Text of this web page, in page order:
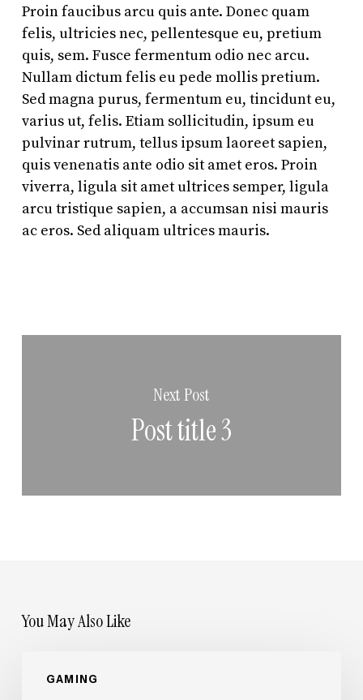
Proin faucibus arcu quis ante. Donec quam
felis, ultricies nec, pellentesque eu, pretium
quis, sem. Fusce fermentum odio nec arcu.
Nullam dictum felis eu pede mollis pretium.
Sed magna purus, fermentum eu, tincidunt eu,
varius ut, felis. Etiam sollicitudin, ipsum eu
pulvinar rutrum, tellus ipsum laoreet sapien,
quis venenatis ante odio sit amet eros. Proin
viverra, ligula sit amet ultrices semper, ligula
arcu tristique sapien, a accumsan nisi mauris
ac eros. Sed aliquam ultrices mauris.
Next Post
Post title 3
You May Also Like
GAMING